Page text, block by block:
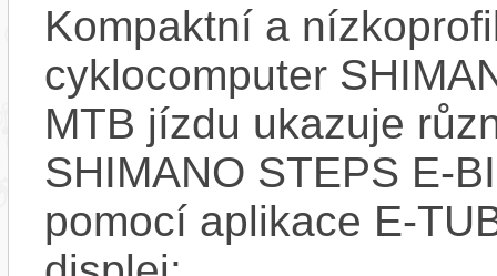
Kompaktní a
cyklocomputer
MTB jízdu ukazuje
SHIMANO STEPS E-
pomocí aplikace E-